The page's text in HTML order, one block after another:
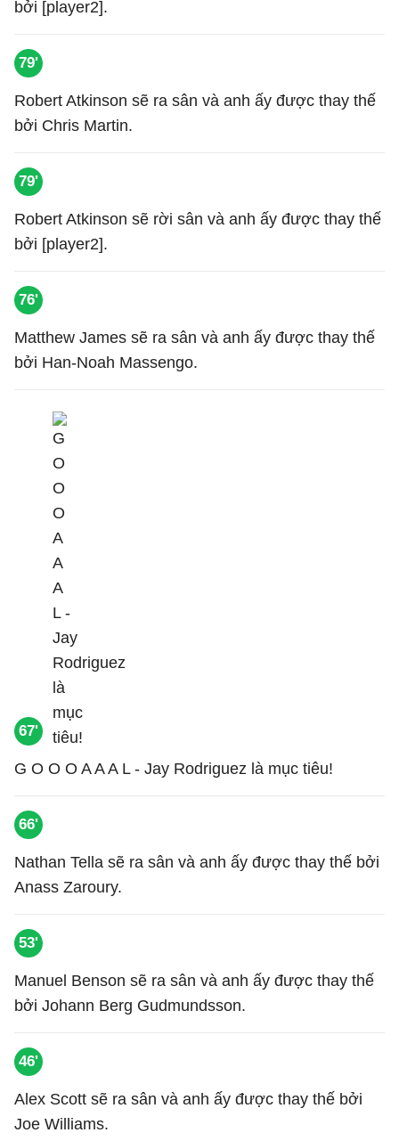
bởi [player2].
79'
Robert Atkinson sẽ ra sân và anh ấy được thay thế
bởi Chris Martin.
79'
Robert Atkinson sẽ rời sân và anh ấy được thay thế
bởi [player2].
76'
Matthew James sẽ ra sân và anh ấy được thay thế
bởi Han-Noah Massengo.
67'
G O O O A A A L - Jay Rodriguez là mục tiêu!
66'
Nathan Tella sẽ ra sân và anh ấy được thay thế bởi
Anass Zaroury.
53'
Manuel Benson sẽ ra sân và anh ấy được thay thế
bởi Johann Berg Gudmundsson.
46'
Alex Scott sẽ ra sân và anh ấy được thay thế bởi
Joe Williams.